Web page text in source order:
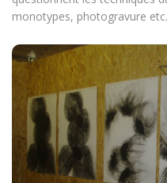
monotypes, photogravure